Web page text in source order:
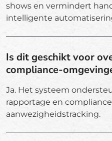
shows en vermindert
intelligente
Is dit geschikt voor
compliance-
Ja. Het systeem
rapportage en
aanwezigheidstracking.